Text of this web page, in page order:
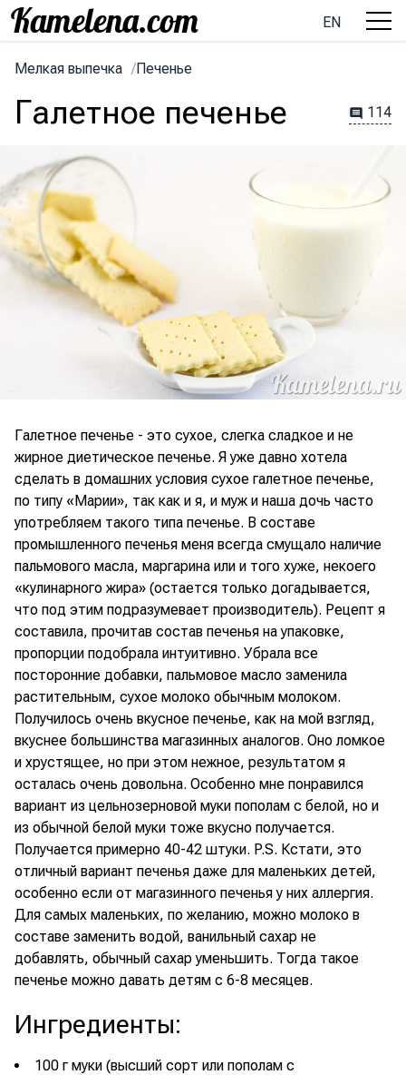
EN
Мелкая выпечка /Печенье
Галетное печенье 114
Галетное печенье - это сухое, слегка сладкое и не
жирное диетическое печенье. Я уже давно хотела
сделать в домашних условия сухое галетное печенье,
по типу «Марии», так как и я, и муж и наша дочь часто
употребляем такого типа печенье. В составе
промышленного печенья меня всегда смущало наличие
пальмового масла, маргарина или и того хуже, некоего
«кулинарного жира» (остается только догадывается,
что под этим подразумевает производитель). Рецепт я
составила, прочитав состав печенья на упаковке,
пропорции подобрала интуитивно. Убрала все
посторонние добавки, пальмовое масло заменила
растительным, сухое молоко обычным молоком.
Получилось очень вкусное печенье, как на мой взгляд,
вкуснее большинства магазинных аналогов. Оно ломкое
и хрустящее, но при этом нежное, результатом я
осталась очень довольна. Особенно мне понравился
вариант из цельнозерновой муки пополам с белой, но и
из обычной белой муки тоже вкусно получается.
Получается примерно 40-42 штуки. P.S. Кстати, это
отличный вариант печенья даже для маленьких детей,
особенно если от магазинного печенья у них аллергия.
Для самых маленьких, по желанию, можно молоко в
составе заменить водой, ванильный сахар не
добавлять, обычный сахар уменьшить. Тогда такое
печенье можно давать детям с 6-8 месяцев.
Ингредиенты:
100 г муки (высший сорт или пополам с